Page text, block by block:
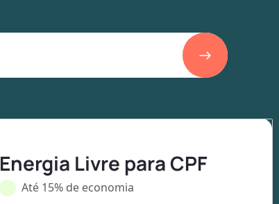
Energia Livre para CPF
Até 15% de economia